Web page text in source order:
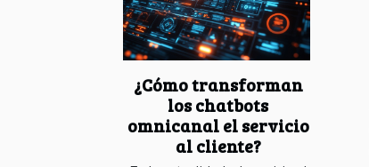
¿Cómo transforman
los chatbots
omnicanal el servicio
al cliente?